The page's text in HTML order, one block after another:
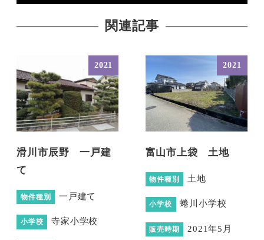
関連記事
2021
滑川市辰野 一戸建
て
物件種別 一戸建て
小学校 寺家小学校
2021
富山市上袋 土地
物件種別 土地
小学校 蜷川小学校
販売時期 2021年5月